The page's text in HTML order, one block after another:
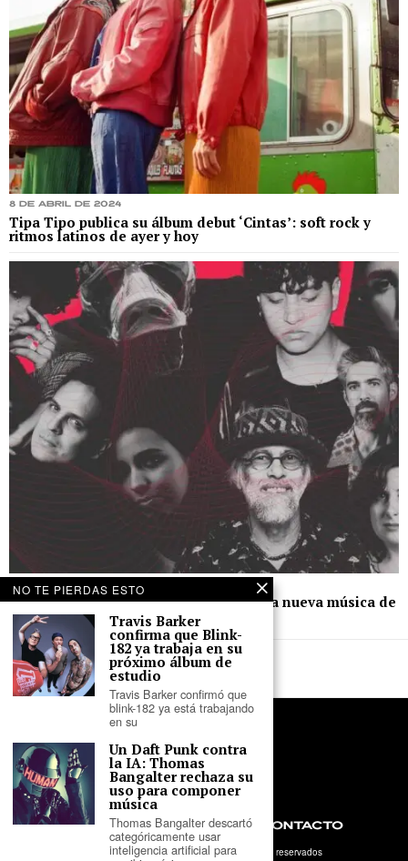
8 de abril de 2024
Tipa Tipo publica su álbum debut ‘Cintas’: soft rock y
ritmos latinos de ayer y hoy
Naïa Valdez, Skillbea, A.CHAL y más: la nueva música de
Perú en la última semana
NOSOTROS PRIVACIDAD CONTACTO
2026- Tercer Parlante. Todos los derechos reservados
NO TE PIERDAS ESTO
Travis Barker
confirma que Blink-
182 ya trabaja en su
próximo álbum de
estudio
Travis Barker confirmó que
blink-182 ya está trabajando
en su
Un Daft Punk contra
la IA: Thomas
Bangalter rechaza su
uso para componer
música
Thomas Bangalter descartó
categóricamente usar
inteligencia artificial para